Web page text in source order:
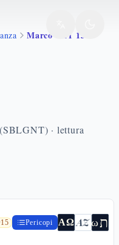
Marco 8 11 13
· lettura
15 Pericopi ΑΩ AZωת